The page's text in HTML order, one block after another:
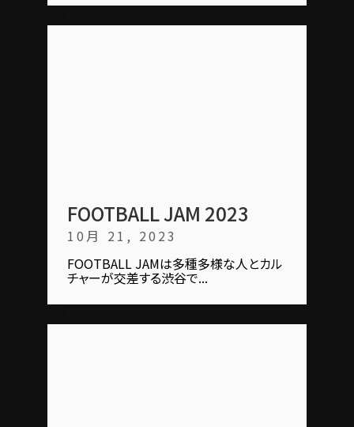
FOOTBALL JAM 2023
10月 21, 2023
FOOTBALL JAMは多種多様な人とカル
チャーが交差する渋谷で...